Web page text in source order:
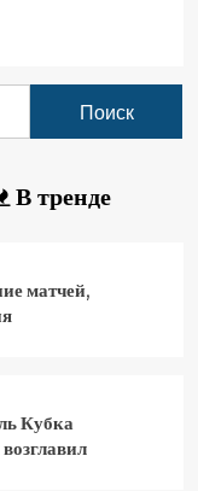
В тренде
матчей,
Кубка